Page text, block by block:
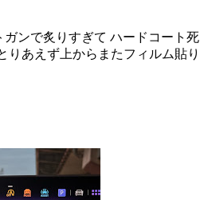
ンで炙りすぎて ハードコート死
りあえず上からまたフィルム貼り